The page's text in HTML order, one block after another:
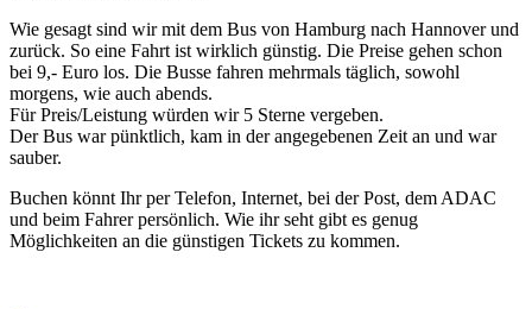
Wie gesagt sind wir mit dem Bus von Hamburg nach Hannover und
zurück. So eine Fahrt ist wirklich günstig. Die Preise gehen schon
bei 9,- Euro los. Die Busse fahren mehrmals täglich, sowohl
morgens, wie auch abends.
Für Preis/Leistung würden wir 5 Sterne vergeben.
Der Bus war pünktlich, kam in der angegebenen Zeit an und war
sauber.
Buchen könnt Ihr per Telefon, Internet, bei der Post, dem ADAC
und beim Fahrer persönlich. Wie ihr seht gibt es genug
Möglichkeiten an die günstigen Tickets zu kommen.